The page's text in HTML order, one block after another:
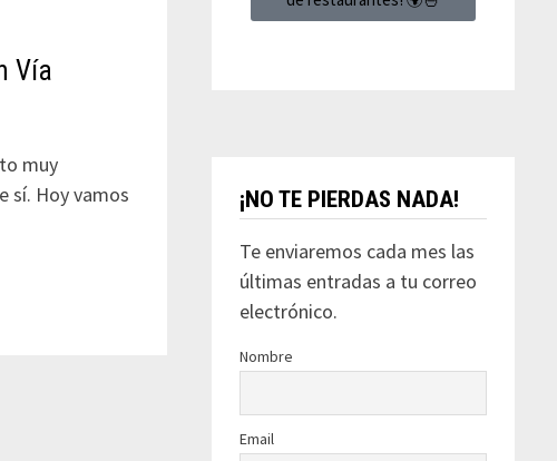
Vía
muy
sí. Hoy vamos
¡NO TE PIERDAS NADA!
Te enviaremos cada mes las
últimas entradas a tu correo
electrónico.
Nombre
Email